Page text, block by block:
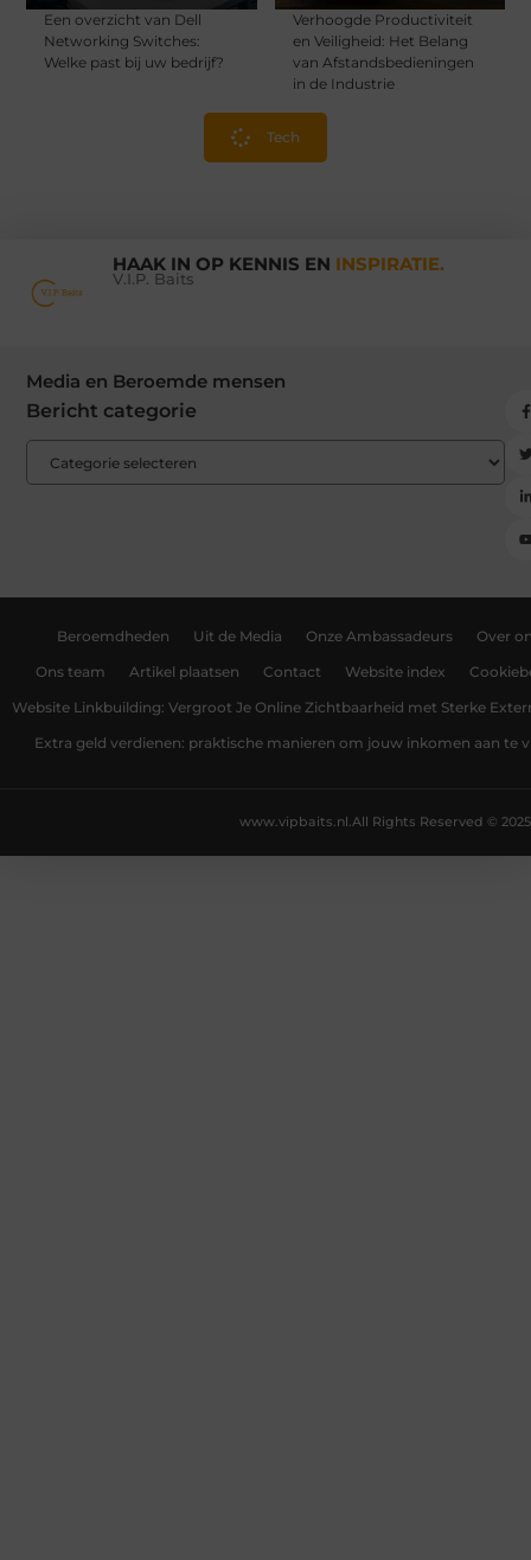
Een overzicht van Dell
Networking Switches:
Welke past bij uw bedrijf?
Verhoogde Productiviteit
en Veiligheid: Het Belang
van Afstandsbedieningen
in de Industrie
Tech
HAAK IN OP KENNIS EN INSPIRATIE.
V.I.P. Baits
Media en Beroemde mensen
Bericht categorie
Beroemdheden Uit de Media Onze Ambassadeurs Over
Ons team Artikel plaatsen Contact Website index
Website Linkbuilding: Vergroot Je Online Zichtbaarheid met Sterke
Extra geld verdienen: praktische manieren om jouw inkomen aan te
All Rights Reserved © 2025
www.vipbaits.nl.